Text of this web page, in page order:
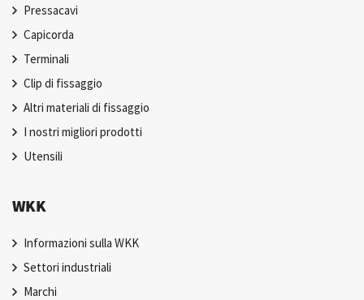
Pressacavi
Capicorda
Terminali
Clip di fissaggio
Altri materiali di fissaggio
I nostri migliori prodotti
Utensili
WKK
Informazioni sulla WKK
Settori industriali
Marchi